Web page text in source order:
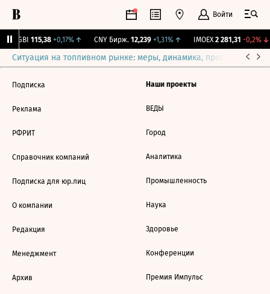
Войти
RGBI 115,38 +0,17%↑ CNY Бирж. 12,239 +1,31%↑ IMOEX 2 281,31 -0,2%↓
Ситуация на топливном рынке: меры, динамика, прогнозы
Подписка
Реклама
РФРИТ
Справочник компаний
Подписка для юр.лиц
О компании
Редакция
Менеджмент
Архив
Наши проекты
ВЕДЫ
Город
Аналитика
Промышленность
Наука
Здоровье
Конференции
Премия Импульс